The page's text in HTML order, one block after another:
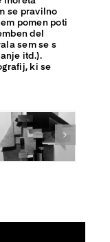
se pravilno
pomen poti
del
sem se s
itd.).
ki se